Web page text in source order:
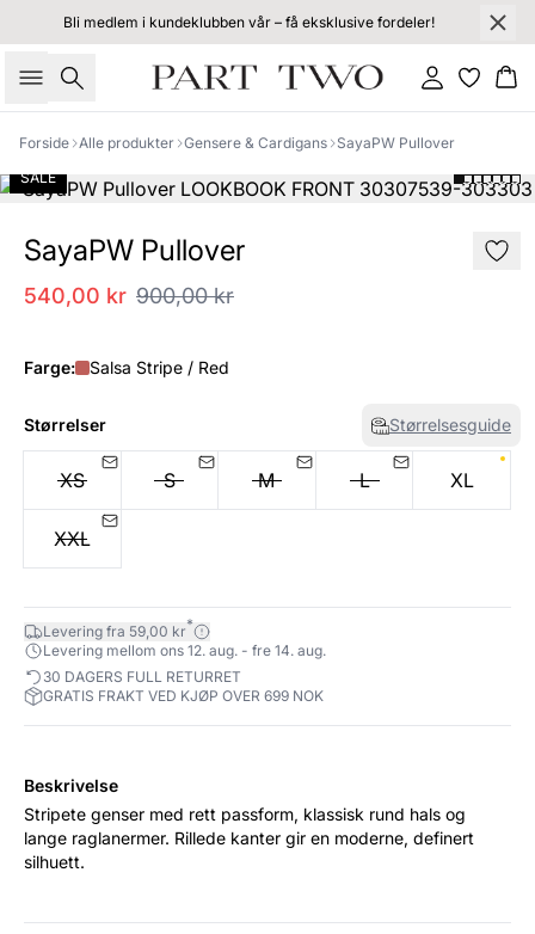
Bli medlem i kundeklubben vår – få eksklusive fordeler!
Søk Logg inn
Forside Alle produkter Gensere & Cardigans SayaPW Pullover
SALE
SayaPW Pullover
540,00 kr 900,00 kr
Farge: Salsa Stripe / Red
Størrelser Størrelsesguide
XS S M L XL
XXL
Levering fra 59,00 kr*
Levering mellom ons 12. aug. - fre 14. aug.
30 DAGERS FULL RETURRET
GRATIS FRAKT VED KJØP OVER 699 NOK
Beskrivelse
Stripete genser med rett passform, klassisk rund hals og
lange raglanermer. Rillede kanter gir en moderne, definert
silhuett.